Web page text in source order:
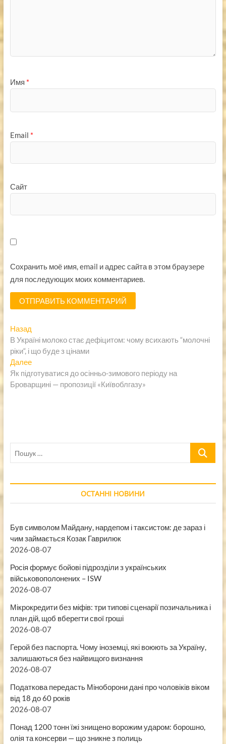
Имя *
Email *
Сайт
Сохранить моё имя, email и адрес сайта в этом браузере
для последующих моих комментариев.
Навигация
по
записям
НазадПредыдущая
запись:
В Україні молоко стає дефіцитом: чому всихають “молочні
ріки“, і що буде з цінами
ДалееСледующая
запись:
Як підготуватися до осінньо-зимового періоду на
Броварщині — пропозиції «Київоблгазу»
Пошук
ОСТАННІ НОВИНИ
Був символом Майдану, нардепом і таксистом: де зараз і
чим займається Козак Гаврилюк
2026-08-07
Росія формує бойові підрозділи з українських
військовополонених – ISW
2026-08-07
Мікрокредити без міфів: три типові сценарії позичальника і
план дій, щоб вберегти свої гроші
2026-08-07
Герой без паспорта. Чому іноземці, які воюють за Україну,
залишаються без найвищого визнання
2026-08-07
Податкова передасть Міноборони дані про чоловіків віком
від 18 до 60 років
2026-08-07
Понад 1200 тонн їжі знищено ворожим ударом: борошно,
олія та консерви — що зникне з полиць